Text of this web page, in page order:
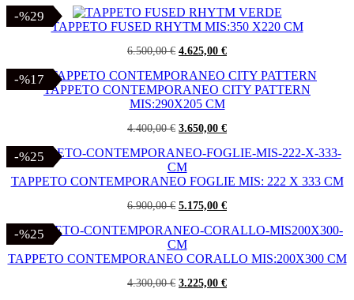
-%29
-%29
TAPPETO FUSED RHYTM MIS:350 X220 CM
6.500,00€ Il
originale
era:
6.500,00 €.
4.625,00 €Il
attuale
è:
-%17
-%17
TAPPETO CONTEMPORANEO CITY PATTERN
MIS:290X205 CM
4.400,00€ Il
originale
era:
4.400,00 €.
3.650,00 €Il
attuale
3.650,00 €.
-%25
-%25
TAPPETO CONTEMPORANEO FOGLIE MIS: 222 X 333 CM
6.900,00€ Il
originale
era:
6.900,00 €.
5.175,00 €Il
attuale
5.175,00 €.
-%25
-%25
TAPPETO CONTEMPORANEO CORALLO MIS:200X300 CM
4.300,00€ Il
3.225,00 €Il